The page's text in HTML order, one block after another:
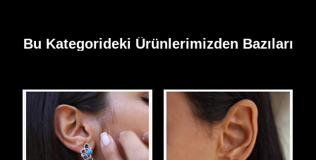
Alyans
Bu Kategorideki Ürünlerimizden Bazıları